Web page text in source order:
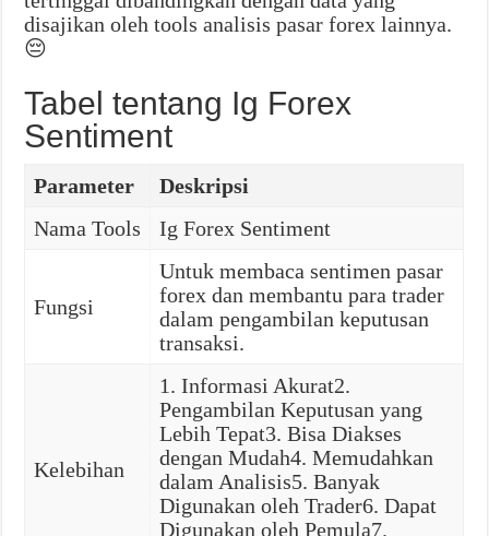
disajikan oleh tools analisis pasar forex lainnya.
😔
Tabel tentang Ig Forex
Sentiment
Parameter
Deskripsi
Nama Tools
Ig Forex Sentiment
Fungsi
Untuk membaca sentimen pasar
forex dan membantu para trader
dalam pengambilan keputusan
transaksi.
Kelebihan
1. Informasi Akurat2.
Pengambilan Keputusan yang
Lebih Tepat3. Bisa Diakses
dengan Mudah4. Memudahkan
dalam Analisis5. Banyak
Digunakan oleh Trader6. Dapat
Digunakan oleh Pemula7.